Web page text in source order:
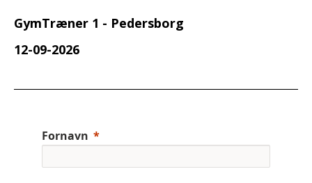
GymTræner 1 - Pedersborg
12-09-2026
Fornavn